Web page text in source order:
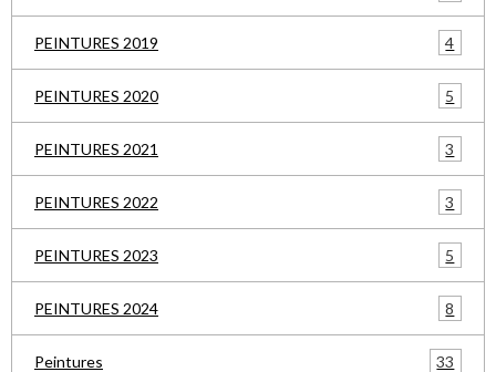
PEINTURES 2019 4
PEINTURES 2020 5
PEINTURES 2021 3
PEINTURES 2022 3
PEINTURES 2023 5
PEINTURES 2024 8
Peintures 33